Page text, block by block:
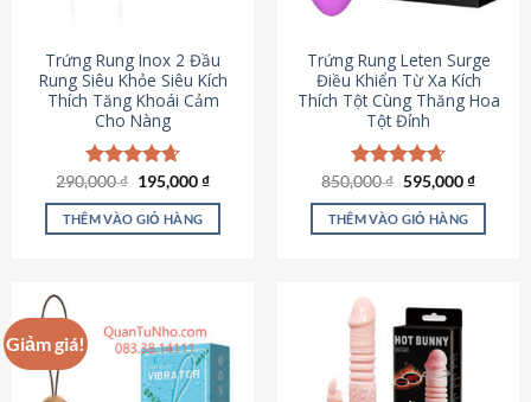
Trứng Rung Inox 2 Đầu
Rung Siêu Khỏe Siêu Kích
Thích Tăng Khoái Cảm
Cho Nàng
Được xếp
hạng4.64
5 sao
290,000₫ Giá
là:
290,000 ₫.
195,000₫Giá
tại
THÊM VÀO GIỎ HÀNG
Trứng Rung Leten Surge
Điều Khiển Từ Xa Kích
Thích Tột Cùng Thăng Hoa
Tột Đỉnh
Được xếp
hạng4.69
5 sao
850,000₫ Giá
là:
850,000 ₫.
595,000₫Giá
tại
THÊM VÀO GIỎ HÀNG
Giảm giá!